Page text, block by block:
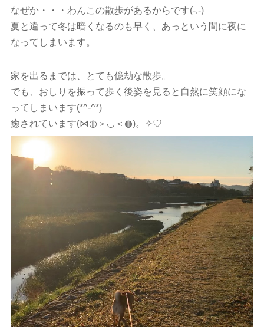
なぜか・・・わんこの散歩があるからです(-.-)
夏と違って冬は暗くなるのも早く、あっという間に夜に
なってしまいます。
家を出るまでは、とても億劫な散歩。
でも、おしりを振って歩く後姿を見ると自然に笑顔にな
ってしまいます(*^-^*)
癒されています(⋈◍＞◡＜◍)。✧♡